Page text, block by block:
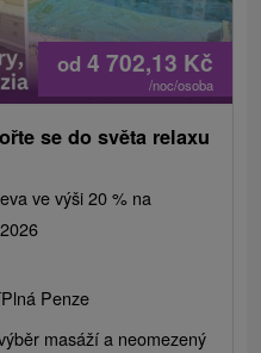
od 4 702,13 Kč
/noc/osoba
se do světa relaxu
ve výši 20 % na
Plná Penze
masáží a neomezený